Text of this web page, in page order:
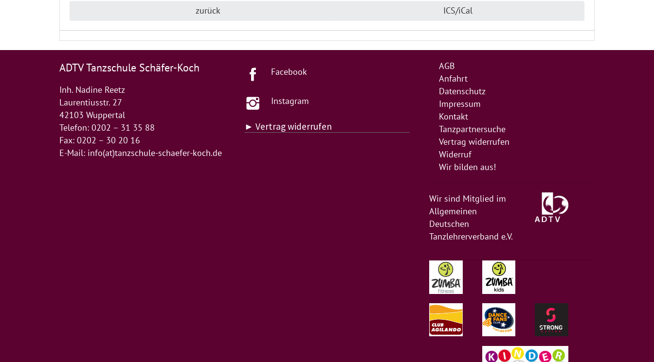
zurück ICS/iCal
ADTV Tanzschule Schäfer-Koch
Inh. Nadine Reetz
Laurentiusstr. 27
42103 Wuppertal
Telefon: 0202 – 31 35 88
Fax: 0202 – 30 20 16
E-Mail: info(at)tanzschule-schaefer-koch.de
Facebook
Instagram
► Vertrag widerrufen
AGB
Anfahrt
Datenschutz
Impressum
Kontakt
Tanzpartnersuche
Vertrag widerrufen
Widerruf
Wir bilden aus!
Wir sind Mitglied im
Allgemeinen
Deutschen
Tanzlehrerverband e.V.